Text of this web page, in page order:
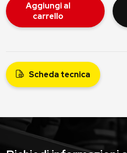
Aggiungi al
carrello
Scheda tecnica